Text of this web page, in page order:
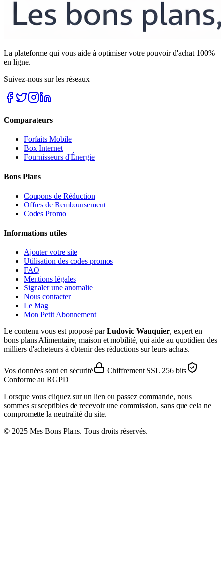
La plateforme qui vous aide à optimiser votre pouvoir d'achat 100%
en ligne.
Suivez-nous sur les réseaux
Comparateurs
Forfaits Mobile
Box Internet
Fournisseurs d'Énergie
Bons Plans
Coupons de Réduction
Offres de Remboursement
Codes Promo
Informations utiles
Ajouter votre site
Utilisation des codes promos
FAQ
Mentions légales
Signaler une anomalie
Nous contacter
Le Mag
Mon Petit Abonnement
Le contenu vous est proposé parLudovic Wauquier, expert en
bons plans Alimentaire, maison et mobilité, qui aide au quotidien des
milliers d'acheteurs à obtenir des réductions sur leurs achats.
Vos données sont en sécurité
Chiffrement SSL 256 bits
Conforme au RGPD
Lorsque vous cliquez sur un lien ou passez commande, nous
sommes susceptibles de recevoir une commission, sans que cela ne
compromette la neutralité du site.
© 2025 Mes Bons Plans. Tous droits réservés.